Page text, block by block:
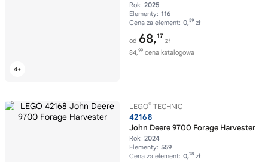
Rok: 2025
Elementy: 116
Cena za element: 0,59 zł
od 68,17
zł
84,99 cena katalogowa
LEGO® TECHNIC
42168
John Deere 9700 Forage Harvester
Rok: 2024
Elementy: 559
Cena za element: 0,28 zł